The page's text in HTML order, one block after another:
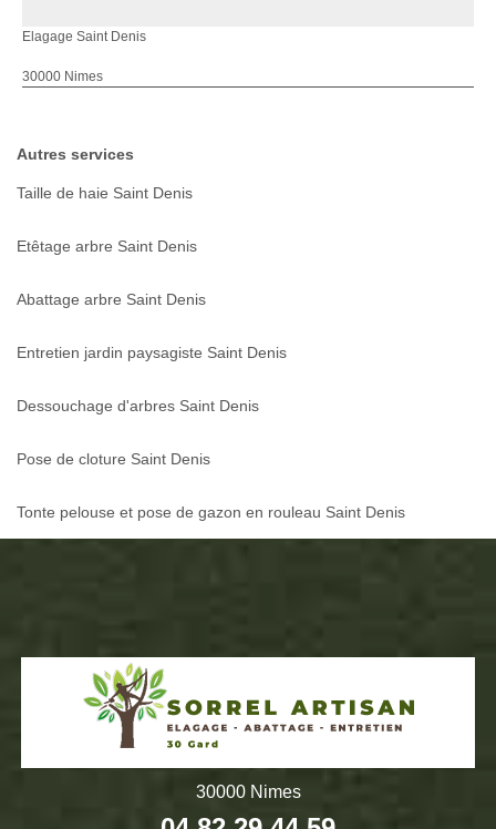
Elagage Saint Denis
30000 Nimes
Autres services
Taille de haie Saint Denis
Etêtage arbre Saint Denis
Abattage arbre Saint Denis
Entretien jardin paysagiste Saint Denis
Dessouchage d'arbres Saint Denis
Pose de cloture Saint Denis
Tonte pelouse et pose de gazon en rouleau Saint Denis
30000 Nimes